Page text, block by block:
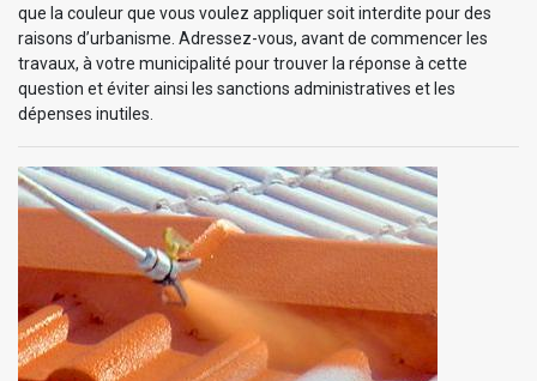
que la couleur que vous voulez appliquer soit interdite pour des
raisons d’urbanisme. Adressez-vous, avant de commencer les
travaux, à votre municipalité pour trouver la réponse à cette
question et éviter ainsi les sanctions administratives et les
dépenses inutiles.